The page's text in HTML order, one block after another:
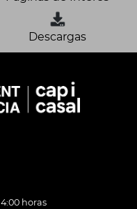
Descargas
horas